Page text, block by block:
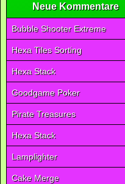
Neue Kommentare
Bubble Shooter Extreme
Hexa Tiles Sorting
Hexa Stack
Goodgame Poker
Pirate Treasures
Hexa Stack
Lamplighter
Cake Merge